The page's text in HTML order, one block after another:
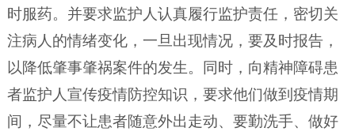
时服药。并要求监护人认真履行监护责任，密切关
注病人的情绪变化，一旦出现情况，要及时报告，
以降低肇事肇祸案件的发生。同时，向精神障碍患
者监护人宣传疫情防控知识，要求他们做到疫情期
间，尽量不让患者随意外出走动、要勤洗手、做好